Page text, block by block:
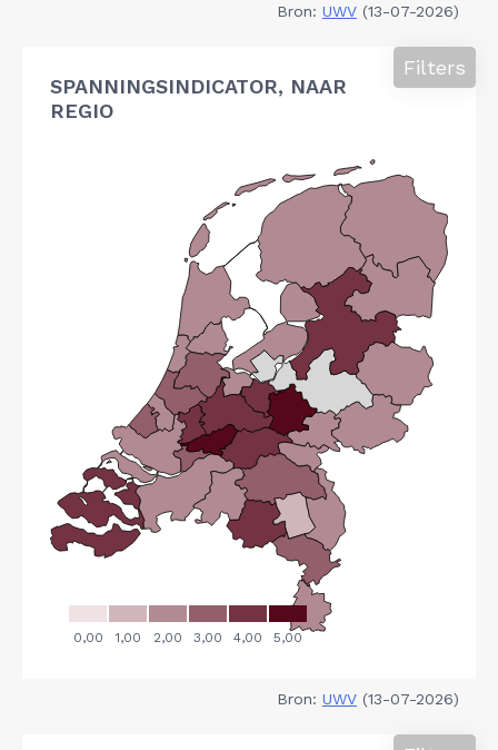
Bron: UWV (13-07-2026)
SPANNINGSINDICATOR, NAAR
REGIO
Filters
Bron: UWV (13-07-2026)